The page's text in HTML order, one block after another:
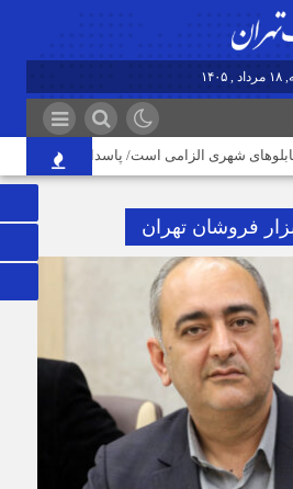
شهری الزامی است/ پاسداری از زبان
فروشان تهران